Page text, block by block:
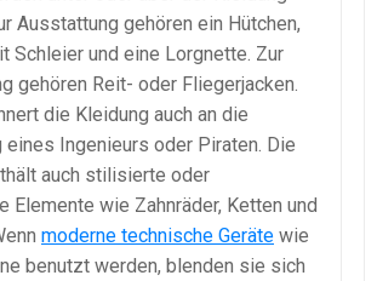
Ausstattung gehören ein Hütchen,
Schleier und eine Lorgnette. Zur
gehören Reit- oder Fliegerjacken.
die Kleidung auch an die
eines Ingenieurs oder Piraten. Die
auch stilisierte oder
Elemente wie Zahnräder, Ketten und
moderne technische Geräte wie
benutzt werden, blenden sie sich